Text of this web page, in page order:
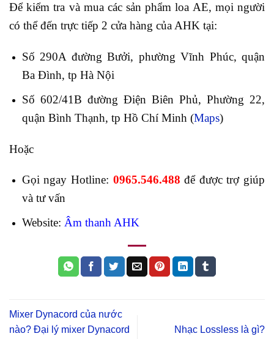
Để kiểm tra và mua các sản phẩm loa AE, mọi người
có thể đến trực tiếp 2 cửa hàng của AHK tại:
Số 290A đường Bưởi, phường Vĩnh Phúc, quận
Ba Đình, tp Hà Nội
Số 602/41B đường Điện Biên Phủ, Phường 22,
quận Bình Thạnh, tp Hồ Chí Minh (Maps)
Hoặc
Gọi ngay Hotline: 0965.546.488 để được trợ giúp
và tư vấn
Website: Âm thanh AHK
Mixer Dynacord của nước
nào? Đại lý mixer Dynacord
Nhạc Lossless là gì?